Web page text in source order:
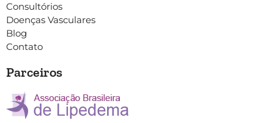
Consultórios
Doenças Vasculares
Blog
Contato
Parceiros